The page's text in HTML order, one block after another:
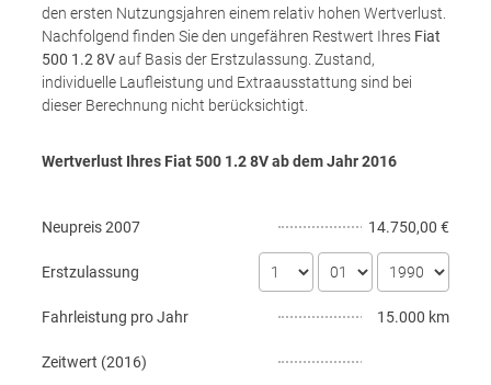
den ersten Nutzungsjahren einem relativ hohen Wertverlust.
Nachfolgend finden Sie den ungefähren Restwert Ihres Fiat
500 1.2 8Vauf Basis der Erstzulassung. Zustand,
individuelle Laufleistung und Extraausstattung sind bei
dieser Berechnung nicht berücksichtigt.
Wertverlust Ihres Fiat 500 1.2 8V ab dem Jahr2016
Neupreis2007 14.750,00 €
Erstzulassung
Fahrleistung pro Jahr 15.000 km
Zeitwert (2016)